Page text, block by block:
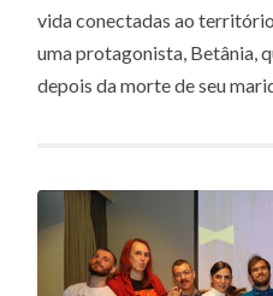
vida conectadas ao
uma protagonista, Betânia,
depois da morte de seu